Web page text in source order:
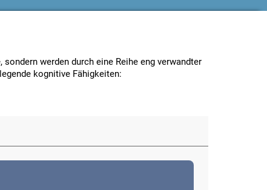
werden durch eine Reihe eng verwandter
kognitive Fähigkeiten: